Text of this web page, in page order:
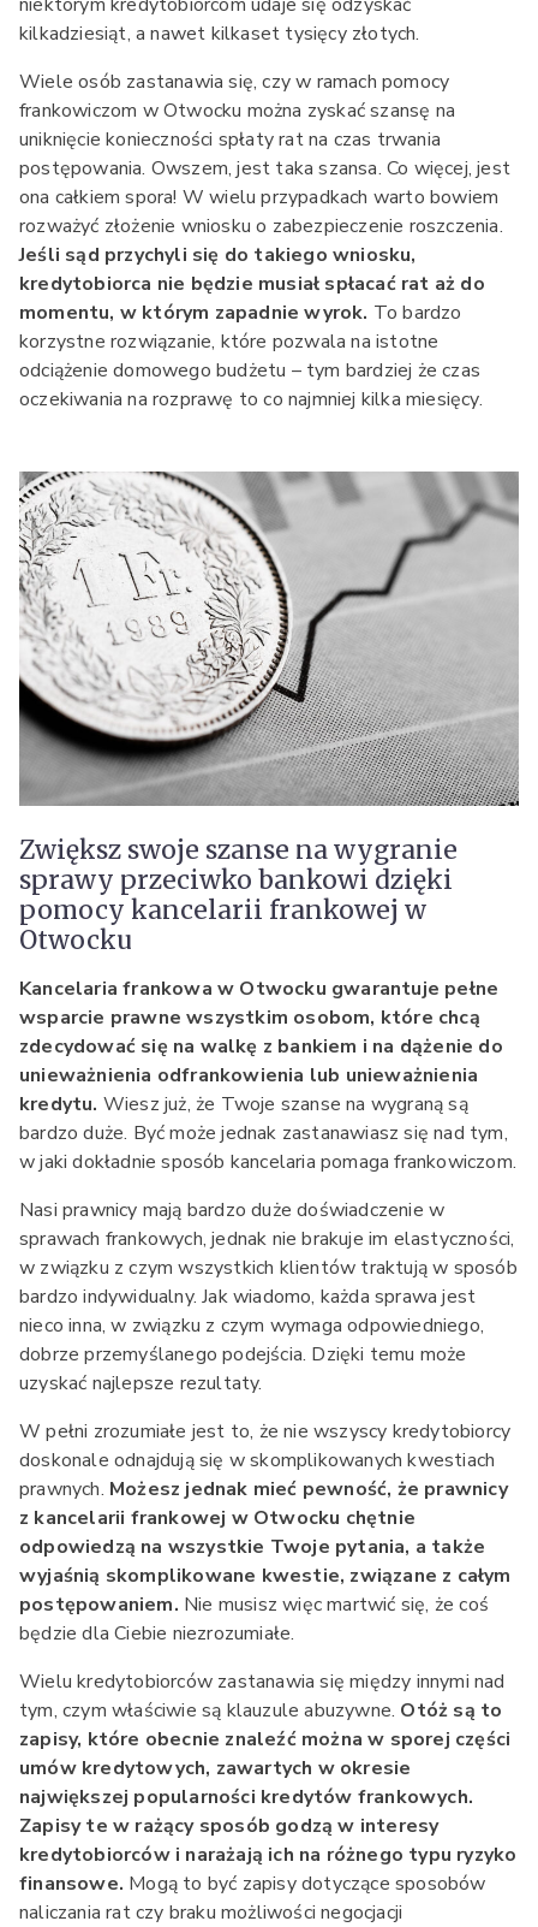
kilkadziesiąt, a nawet kilkaset tysięcy złotych.
Wiele osób zastanawia się, czy w ramach pomocy
frankowiczom w Otwocku można zyskać szansę na
uniknięcie konieczności spłaty rat na czas trwania
postępowania. Owszem, jest taka szansa. Co więcej, jest
ona całkiem spora! W wielu przypadkach warto bowiem
rozważyć złożenie wniosku o zabezpieczenie roszczenia.
Jeśli sąd przychyli się do takiego wniosku,
kredytobiorca nie będzie musiał spłacać rat aż do
momentu, w którym zapadnie wyrok. To bardzo
korzystne rozwiązanie, które pozwala na istotne
odciążenie domowego budżetu – tym bardziej że czas
oczekiwania na rozprawę to co najmniej kilka miesięcy.
Zwiększ swoje szanse na wygranie
sprawy przeciwko bankowi dzięki
pomocy kancelarii frankowej w
Otwocku
Kancelaria frankowa w Otwocku gwarantuje pełne
wsparcie prawne wszystkim osobom, które chcą
zdecydować się na walkę z bankiem i na dążenie do
unieważnienia odfrankowienia lub unieważnienia
kredytu. Wiesz już, że Twoje szanse na wygraną są
bardzo duże. Być może jednak zastanawiasz się nad tym,
w jaki dokładnie sposób kancelaria pomaga frankowiczom.
Nasi prawnicy mają bardzo duże doświadczenie w
sprawach frankowych, jednak nie brakuje im elastyczności,
w związku z czym wszystkich klientów traktują w sposób
bardzo indywidualny. Jak wiadomo, każda sprawa jest
nieco inna, w związku z czym wymaga odpowiedniego,
dobrze przemyślanego podejścia. Dzięki temu może
uzyskać najlepsze rezultaty.
W pełni zrozumiałe jest to, że nie wszyscy kredytobiorcy
doskonale odnajdują się w skomplikowanych kwestiach
prawnych. Możesz jednak mieć pewność, że prawnicy
z kancelarii frankowej w Otwocku chętnie
odpowiedzą na wszystkie Twoje pytania, a także
wyjaśnią skomplikowane kwestie, związane z całym
postępowaniem. Nie musisz więc martwić się, że coś
będzie dla Ciebie niezrozumiałe.
Wielu kredytobiorców zastanawia się między innymi nad
tym, czym właściwie są klauzule abuzywne. Otóż są to
zapisy, które obecnie znaleźć można w sporej części
umów kredytowych, zawartych w okresie
największej popularności kredytów frankowych.
Zapisy te w rażący sposób godzą w interesy
kredytobiorców i narażają ich na różnego typu ryzyko
finansowe. Mogą to być zapisy dotyczące sposobów
naliczania rat czy braku możliwości negocjacji